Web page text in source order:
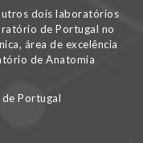
dois laboratórios
de Portugal no
área de excelência
de Anatomia
Portugal